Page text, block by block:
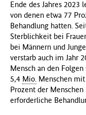
Ende des Jahres 2023
von denen etwa 77
Behandlung hatten.
Sterblichkeit bei
bei Männern und
verstarb auch im Jahr
Mensch an den Folgen
5,4 Mio. Menschen mit
Prozent der
erforderliche